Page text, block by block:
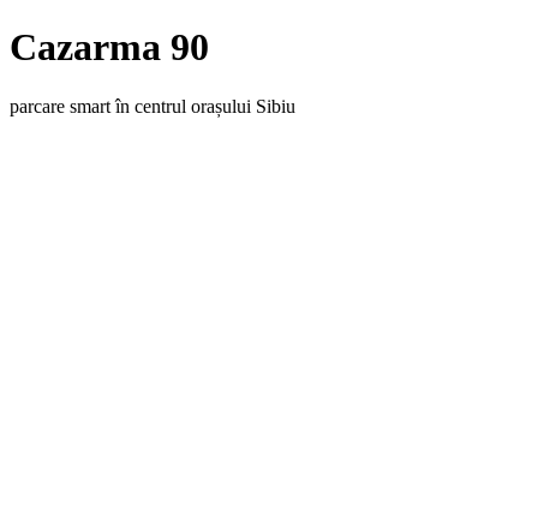
Cazarma 90
parcare smart în centrul orașului Sibiu